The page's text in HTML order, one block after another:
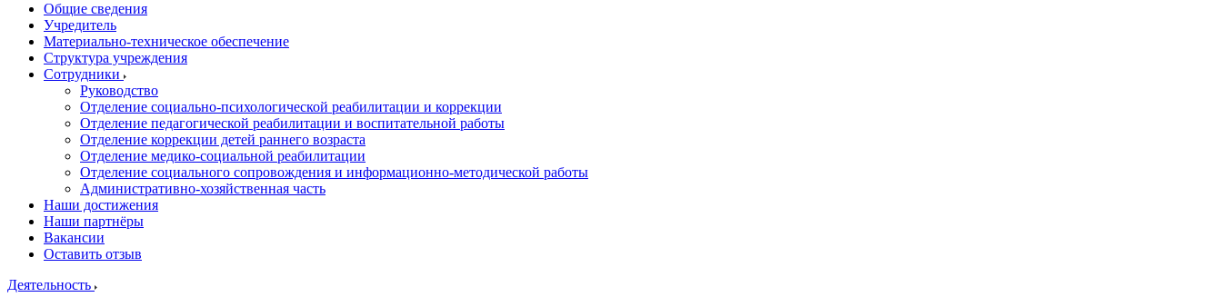
Общие сведения
Учредитель
Материально-техническое обеспечение
Структура учреждения
Сотрудники
Руководство
Отделение социально-психологической реабилитации и коррекции
Отделение педагогической реабилитации и воспитательной работы
Отделение коррекции детей раннего возраста
Отделение медико-социальной реабилитации
Отделение социального сопровождения и информационно-методической работы
Административно-хозяйственная часть
Наши достижения
Наши партнёры
Вакансии
Оставить отзыв
Деятельность